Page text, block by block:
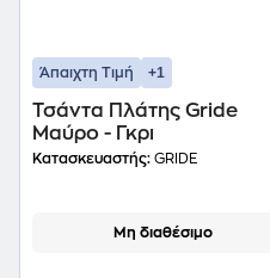
Άπαιχτη Τιμή +1
Τσάντα Πλάτης Gride
Μαύρο - Γκρι
Κατασκευαστής: GRIDE
Μη διαθέσιμο